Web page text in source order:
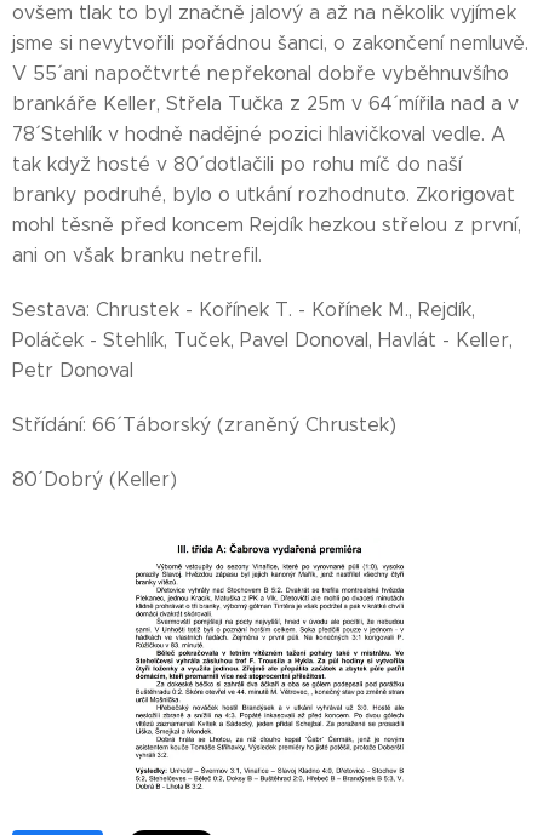
ovšem tlak to byl značně jalový a až na několik vyjímek
jsme si nevytvořili pořádnou šanci, o zakončení nemluvě.
V 55´ ani napočtvrté nepřekonal dobře vyběhnuvšího
brankáře Keller, Střela Tučka z 25m v 64´ mířila nad a v
78´ Stehlík v hodně nadějné pozici hlavičkoval vedle. A
tak když hosté v 80´ dotlačili po rohu míč do naší
branky podruhé, bylo o utkání rozhodnuto. Zkorigovat
mohl těsně před koncem Rejdík hezkou střelou z první,
ani on však branku netrefil.
Sestava: Chrustek - Kořínek T. - Kořínek M., Rejdík,
Poláček - Stehlík, Tuček, Pavel Donoval, Havlát - Keller,
Petr Donoval
Střídání: 66´ Táborský (zraněný Chrustek)
80´ Dobrý (Keller)